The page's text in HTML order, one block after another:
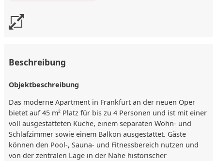
Beschreibung
Objektbeschreibung
Das moderne Apartment in Frankfurt an der neuen Oper
bietet auf 45 m² Platz für bis zu 4 Personen und ist mit einer
voll ausgestatteten Küche, einem separaten Wohn- und
Schlafzimmer sowie einem Balkon ausgestattet. Gäste
können den Pool-, Sauna- und Fitnessbereich nutzen und
von der zentralen Lage in der Nähe historischer